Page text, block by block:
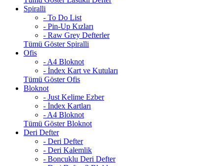
Spiralli
- To Do List
- Pin-Up Kızları
- Raw Grey Defterler
Tümü Göster Spiralli
Ofis
- A4 Bloknot
- İndex Kart ve Kutuları
Tümü Göster Ofis
Bloknot
- Just Kelime Ezber
- İndex Kartları
- A4 Bloknot
Tümü Göster Bloknot
Deri Defter
- Deri Defter
- Deri Kalemlik
- Boncuklu Deri Defter